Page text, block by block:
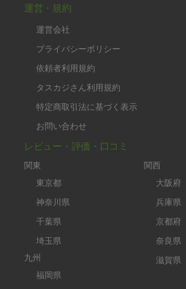
運営・規約
運営会社
プライバシーポリシー
依頼者利用規約
タスカジさん利用規約
特定商取引法に基づく表示
お問い合わせ
レビュー・評価・口コミ
関東
東京都
神奈川県
千葉県
埼玉県
九州
福岡県
関西
大阪府
兵庫県
京都府
奈良県
滋賀県